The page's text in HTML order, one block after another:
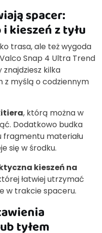
spacer:
kieszeń z tyłu
trasa, ale też wygoda
Snap 4 Ultra Trend
kilka
z myślą o codziennym
, którą można w
Dodatkowo budka
fragmentu materiału
się w środku.
kieszeń na
łatwiej utrzymać
w trakcie spaceru.
tyłem